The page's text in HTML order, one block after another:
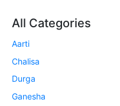
All Categories
Aarti
Chalisa
Durga
Ganesha